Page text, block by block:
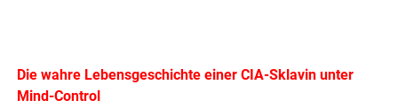
Die wahre Lebensgeschichte einer CIA-Sklavin unter
Mind-Control